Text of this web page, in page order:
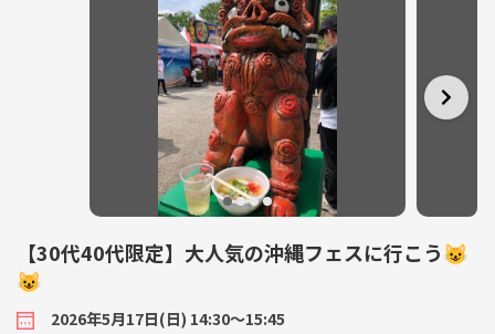
【30代40代限定】大人気の沖縄フェスに行こう😺
😺
2026年5月17日(日) 14:30〜15:45